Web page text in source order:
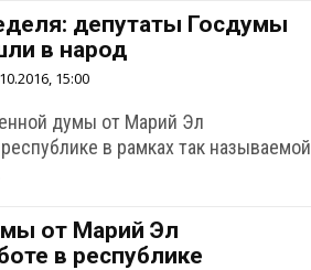
депутаты Госдумы
в народ
15:00
думы от Марий Эл
в рамках так называемой
от Марий Эл
в республике